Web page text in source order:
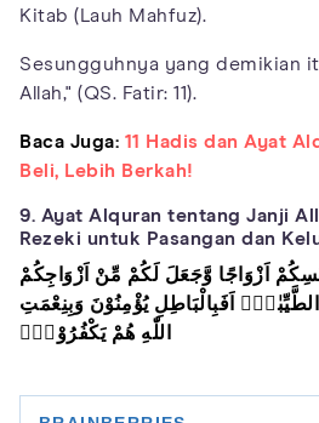
Kitab (Lauh Mahfuz).
Sesungguhnya yang demikian
Allah," (QS. Fatir: 11).
Baca Juga: 11 Hadis dan Ayat
Beli, Lebih Berkah!
9. Ayat Alquran tentang Janji
Rezeki untuk Pasangan dan
اَزْوَاجًا وَّجَعَلَ لَكُمْ مِّنْ اَزْوَاجِكُمْ
اَفَبِالْبَاطِلِ يُؤْمِنُوْنَ وَبِنِعْمَتِ
اللّٰهِ هُمْ يَكْفُرُوْنَۙ